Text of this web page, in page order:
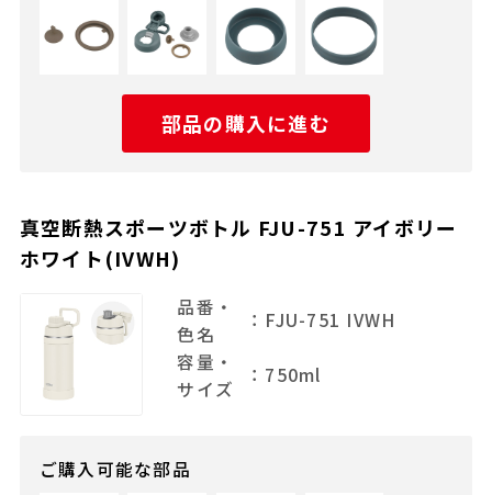
部品の購入に進む
真空断熱スポーツボトル FJU-751 アイボリー
ホワイト(IVWH)
品番・
色名
：FJU-751 IVWH
容量・
サイズ
：750ml
ご購入可能な部品